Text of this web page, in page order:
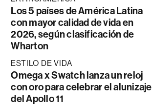
Los 5 países de América Latina
con mayor calidad de vida en
2026, según clasificación de
Wharton
ESTILO DE VIDA
Omega x Swatch lanza un reloj
con oro para celebrar el alunizaje
del Apollo 11